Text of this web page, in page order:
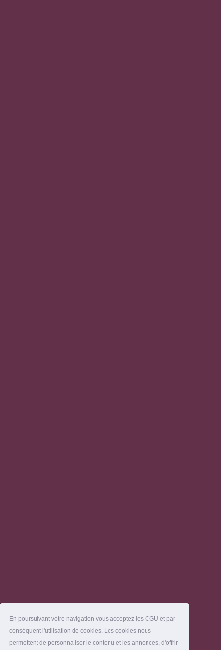
En poursuivant votre navigation vous acceptez les CGU et par
conséquent l'utilisation de cookies. Les cookies nous
permettent de personnaliser le contenu et les annonces, d'offrir